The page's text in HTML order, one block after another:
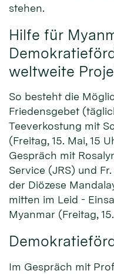
stehen.
Hilfe für
weltweite
So besteht die
Friedensgebet
Teeverkostung mit
(Freitag, 15. Mai, 15
Gespräch mit
Service (JRS) und
der Diözese
mitten im Leid -
Myanmar (Freitag,
Im Gespräch mit